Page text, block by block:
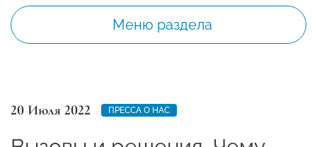
Меню раздела
20 Июля 2022 ПРЕССА О НАС